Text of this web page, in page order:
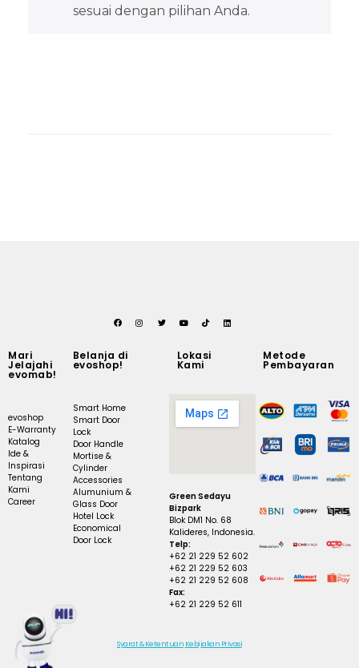
sesuai dengan pilihan Anda.
Mari
Jelajahi
evomab!
evoshop
E-Warranty
Katalog
Ide &
Inspirasi
Tentang
Kami
Career
Belanja di
evoshop!
Smart Home
Smart Door
Lock
Door Handle
Mortise &
Cylinder
Accessories
Alumunium &
Glass Door
Hotel Lock
Economical
Door Lock
Lokasi
Kami
Green Sedayu
Bizpark
Blok DM1 No. 68
Kalideres, Indonesia.
Telp:
+62 21 229 52 602
+62 21 229 52 603
+62 21 229 52 608
Fax:
+62 21 229 52 611
Metode
Pembayaran
Syarat & Ketentuan Kebijakan Privasi